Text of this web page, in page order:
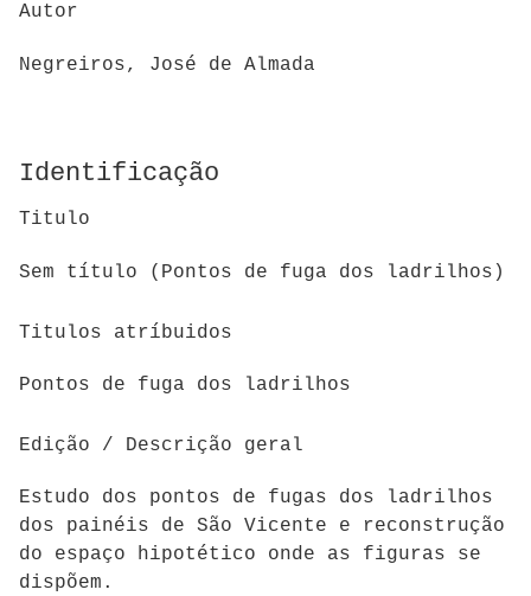
Autor
Negreiros, José de Almada
Identificação
Titulo
Sem título (Pontos de fuga dos ladrilhos)
Titulos atríbuidos
Pontos de fuga dos ladrilhos
Edição / Descrição geral
Estudo dos pontos de fugas dos ladrilhos
dos painéis de São Vicente e reconstrução
do espaço hipotético onde as figuras se
dispõem.